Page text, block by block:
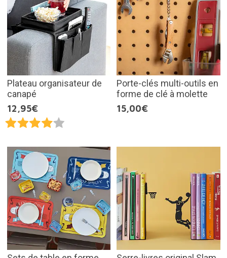
Plateau organisateur de
canapé
12,95€
Porte-clés multi-outils en
forme de clé à molette
15,00€